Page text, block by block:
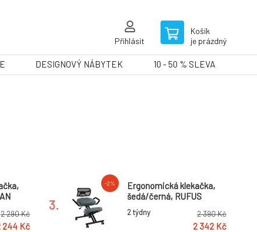
Přihlásit
Košík
je prázdný
DESIGNOVÝ NÁBYTEK 10 - 50 % SLEVA
2 290 Kč
244 Kč
3.
-2%
Ergonomická klekačka,
šedá/černá, RUFUS
2 týdny 2 390 Kč
2 342 Kč